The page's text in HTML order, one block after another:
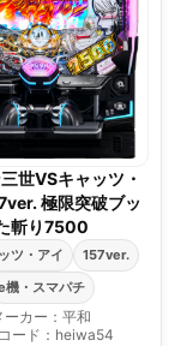
世VSキャッツ・
極限突破ブッ
斬り7500
ツ・アイ
157ver.
機・スマパチ
ーカー：平和
ード：heiwa54